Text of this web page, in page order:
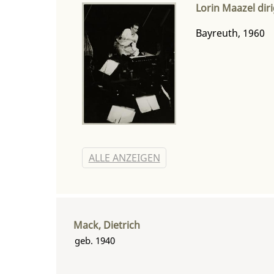
Lorin Maazel
Bayreuth, 1960
ALLE ANZEIGEN
Mack, Dietrich
geb. 1940